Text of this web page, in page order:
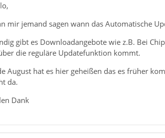
mir jemand sagen wann das Automatische
gibt es Downloadangebote wie z.B. Bei
die reguläre Updatefunktion kommt.
August hat es hier geheißen das es früher
da.
Dank